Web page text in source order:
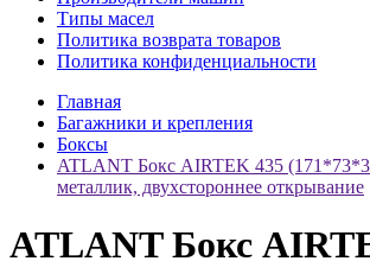
Типы масел
Политика возврата товаров
Политика конфиденциальности
Главная
Багажники и крепления
Боксы
ATLANT Бокс AIRTEK 435
металлик, двухстороннее открывание
ATLANT Бокс